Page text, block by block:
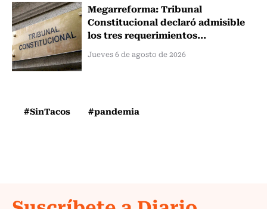
Megarreforma: Tribunal
Constitucional declaró admisible
los tres requerimientos...
Jueves 6 de agosto de 2026
#SinTacos #pandemia